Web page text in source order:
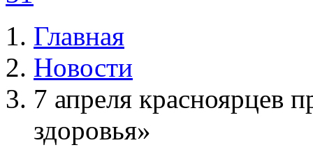
Главная
Новости
7 апреля красноярцев
здоровья»